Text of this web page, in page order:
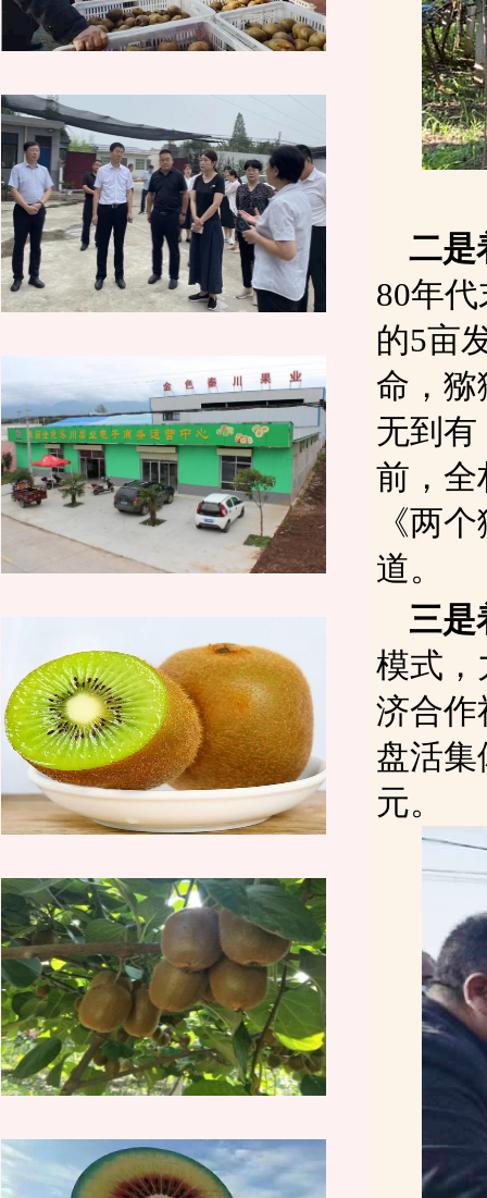
二是
80年
的5亩
命，猕
无到
前，全
《两
道。
三是
模式，
济合作
盘活集
元。